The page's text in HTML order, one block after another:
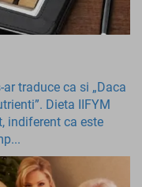
traduce ca si „Daca
Dieta IIFYM
indiferent ca este